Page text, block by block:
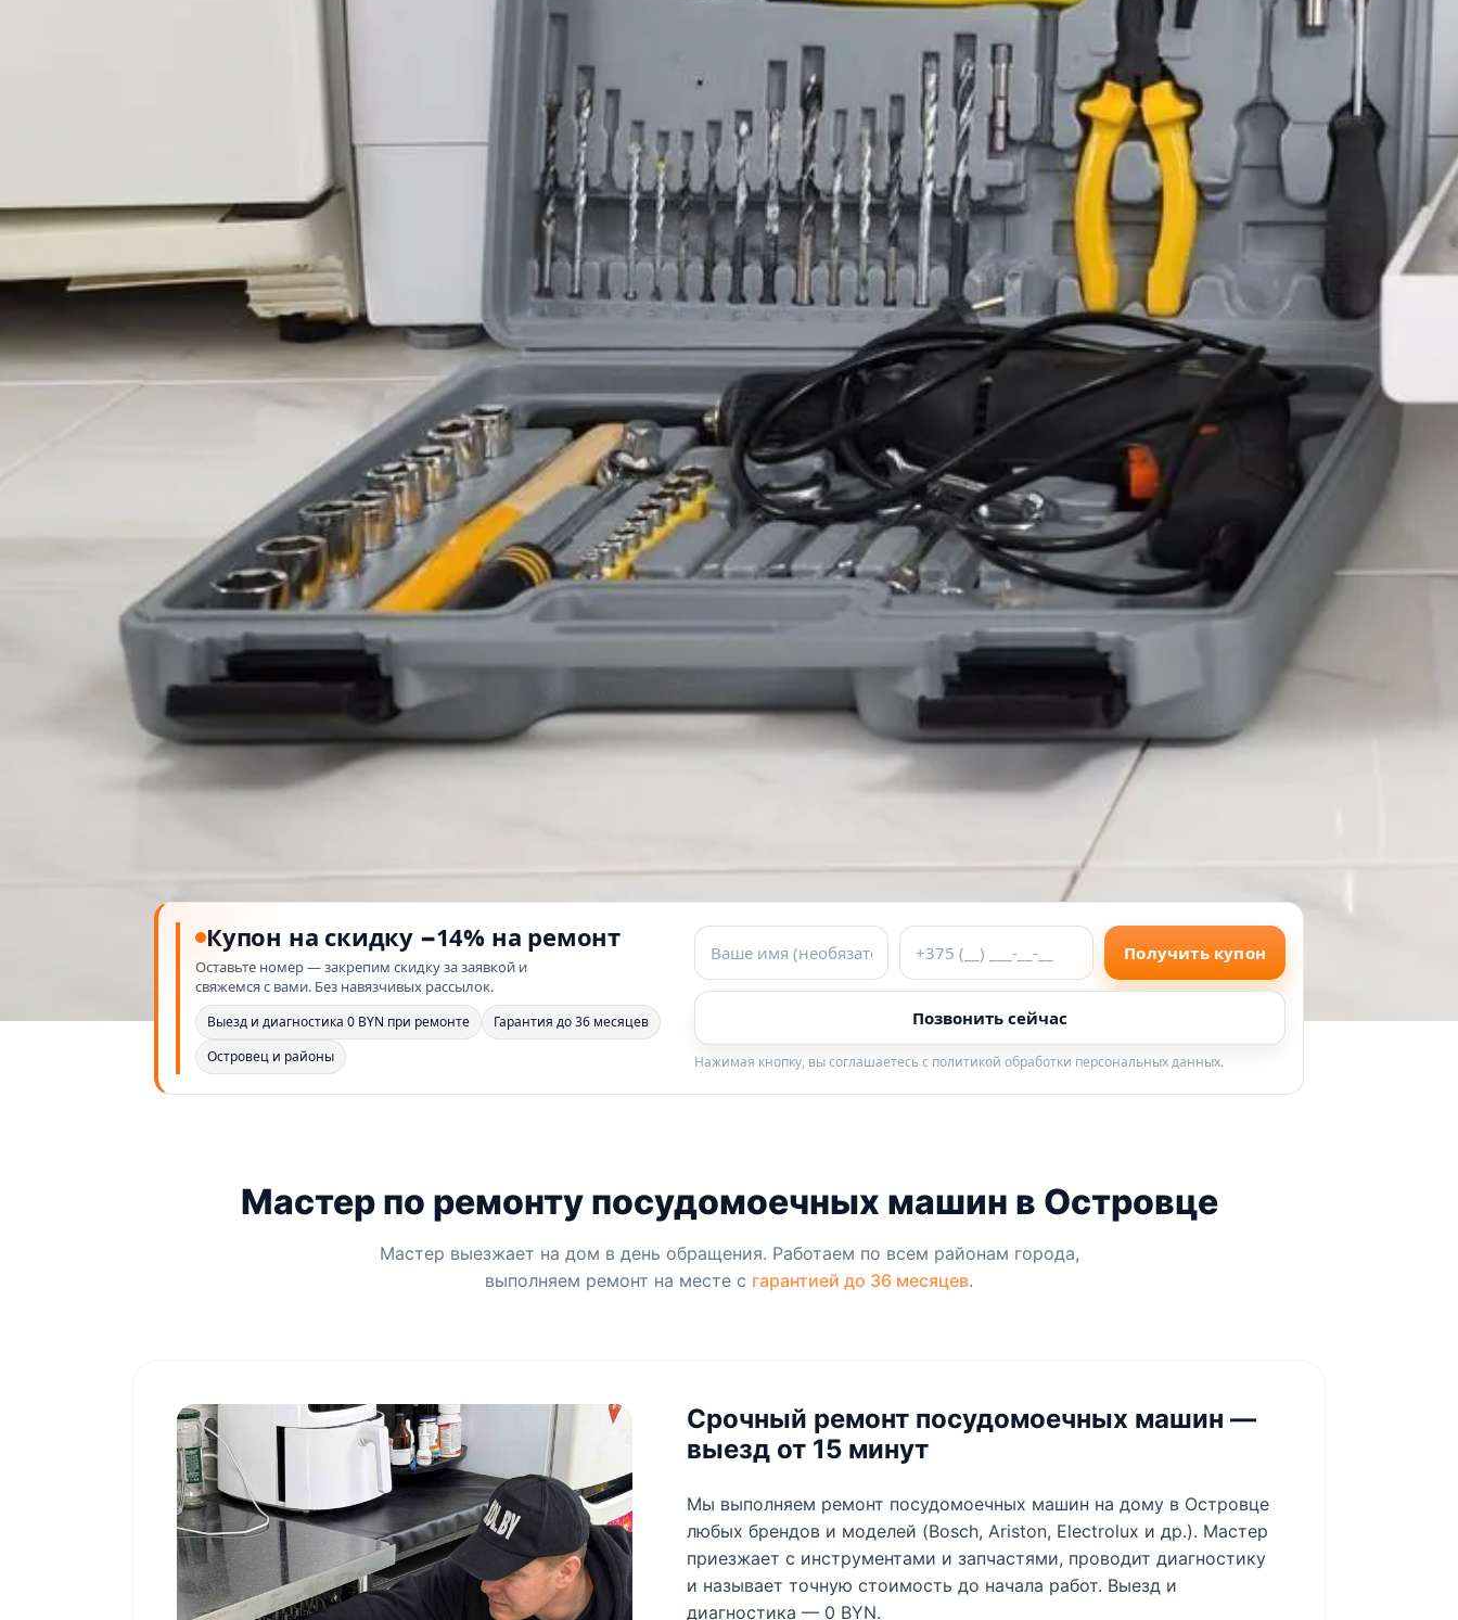
Купон на скидку −14% на ремонт
Оставьте номер — закрепим скидку за заявкой и
свяжемся с вами. Без навязчивых рассылок.
Выезд и диагностика 0 BYN при ремонте
Гарантия до 36 месяцев
Островец и районы
Получить купон
Позвонить сейчас
Нажимая кнопку, вы соглашаетесь с политикой обработки персональных данных.
Мастер по ремонту посудомоечных машин в Островце
Мастер выезжает на дом в день обращения. Работаем по всем районам города,
выполняем ремонт на месте с гарантией до 36 месяцев.
Срочный ремонт посудомоечных машин —
выезд от 15 минут
Мы выполняем ремонт посудомоечных машин на дому в Островце
любых брендов и моделей (Bosch, Ariston, Electrolux и др.). Мастер
приезжает с инструментами и запчастями, проводит диагностику
и называет точную стоимость до начала работ. Выезд и
диагностика — 0 BYN.